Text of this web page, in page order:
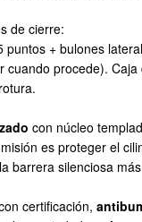
de cierre:
puntos + bulones
cuando procede).
con núcleo
es proteger el
barrera silenciosa
certificación,